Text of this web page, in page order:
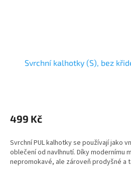
Svrchní kalhotky (S), bez
499 Kč
Svrchní PUL kalhotky se používají jako
oblečení od navlhnutí. Díky modernímu
nepromokavé, ale zároveň prodyšné a